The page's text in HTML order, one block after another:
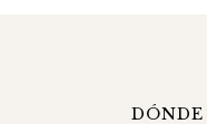
DÓNDE